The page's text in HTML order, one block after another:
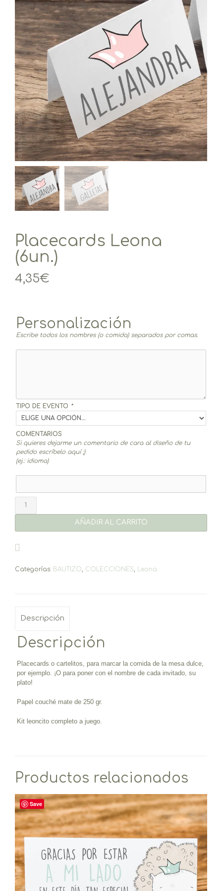
Placecards Leona
(6un.)
4,35€
Personalización
Escribe todos los nombres (o comida) separados por comas.
TIPO DE EVENTO *
COMENTARIOS
Si quieres dejarme un comentario de cara al diseño de tu
pedido escríbelo aquí ;)
(ej.: idioma)
Placecards
AÑADIR AL CARRITO
Categorías: BAUTIZO COLECCIONES Leona
Descripción
Descripción
Placecards o cartelitos, para marcar la comida de la mesa dulce,
por ejemplo. ¡O para poner con el nombre de cada invitado, su
plato!
Papel couché mate de 250 gr.
Kit leoncito completo a juego.
Productos relacionados
Save